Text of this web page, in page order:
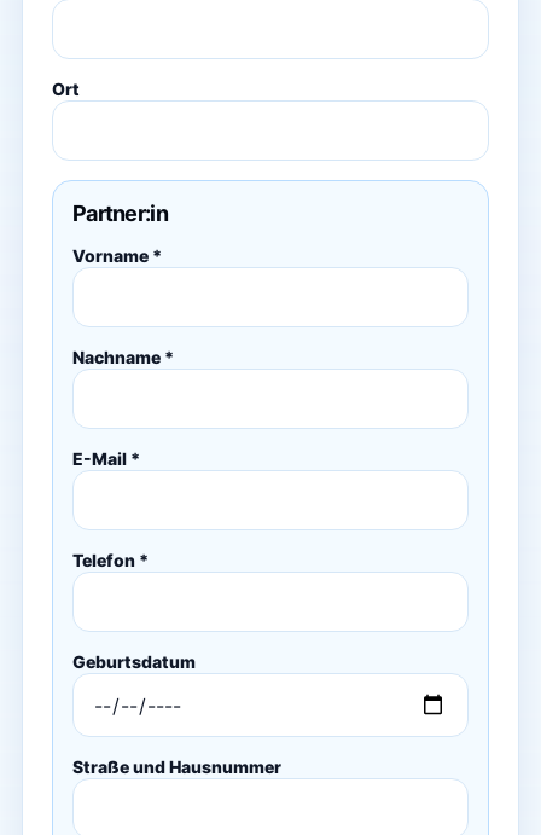
Ort
Partner:in
Vorname *
Nachname *
E-Mail *
Telefon *
Geburtsdatum
Straße und Hausnummer